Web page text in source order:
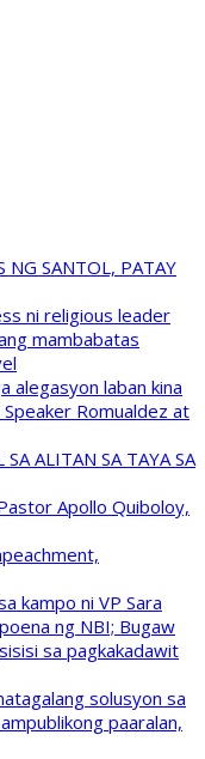
NG SANTOL, PATAY
ni religious leader
mambabatas
alegasyon laban kina
Romualdez at
ALITAN SA TAYA SA
Apollo Quiboloy,
kampo ni VP Sara
ng NBI; Bugaw
sa pagkakadawit
solusyon sa
paaralan,